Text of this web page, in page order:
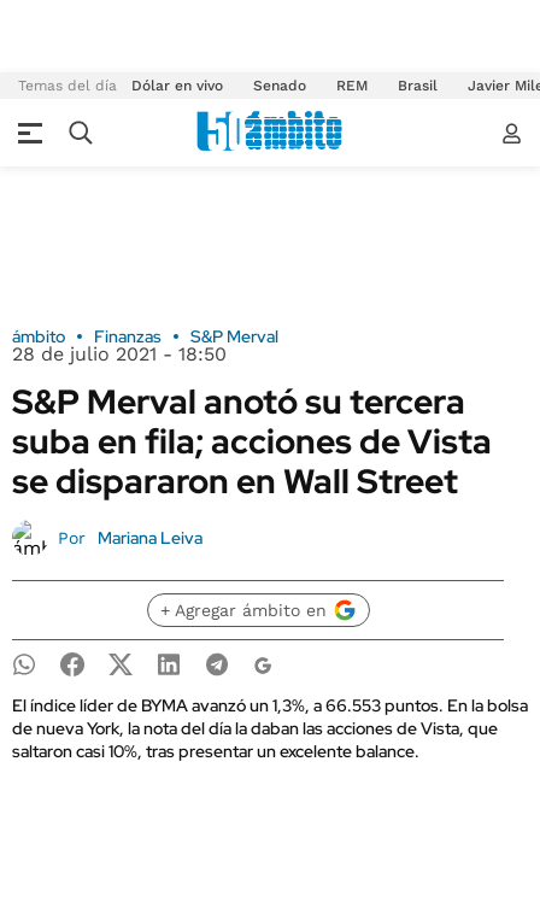
Temas del día Dólar en vivo Senado REM Brasil Javier
ámbito Finanzas S&P Merval
28 de julio 2021 - 18:50
S&P Merval anotó su tercera
suba en fila; acciones de Vista
se dispararon en Wall Street
Por Mariana Leiva
+ Agregar ámbito en
El índice líder de BYMA avanzó un 1,3%, a 66.553 puntos. En la bolsa
de nueva York, la nota del día la daban las acciones de Vista, que
saltaron casi 10%, tras presentar un excelente balance.